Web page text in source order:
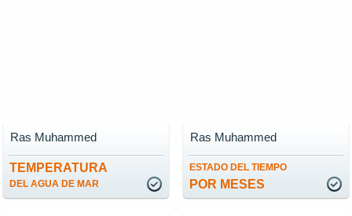
TEMPERATURA
DEL AGUA DE MAR
Ras Muhammed
ESTADO DEL TIEMPO
POR MESES
Ras Muhammed